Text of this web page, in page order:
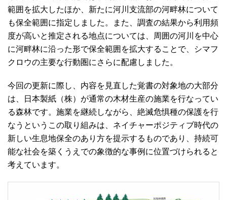
範囲を拡大したほか、新たに河川支流部の河畔林について
も保全範囲に指定しました。また、調査の結果から利用頻
度が高いと推定される地点については、周囲の河川を中心
に河畔林に沿った形で保全範囲を拡大することで、シマフ
クロウの主要な行動圏にさらに配慮しました。
今回の更新に際し、内容を見直した覚書の対象地の大部分
は、日本製紙（株）が通常の木材生産の施業を行なってい
る森林です。施業を継続しながら、絶滅危惧種の保護を行
なうというこの取り組みは、ネイチャーポジティブ時代の
新しい生息地保全のあり方を提示するものであり、持続可
能な社会を築くうえでの象徴的な事例に位置づけられると
考えています。